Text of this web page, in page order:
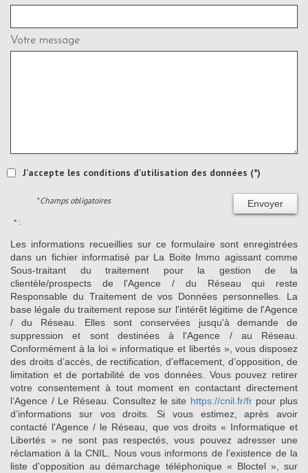
Votre message
J'accepte les conditions d'utilisation des données (*)
Envoyer
* Champs obligatoires
* :
Les informations recueillies sur ce formulaire sont enregistrées
dans un fichier informatisé par La Boite Immo agissant comme
Sous-traitant du traitement pour la gestion de la
clientèle/prospects de l'Agence / du Réseau qui reste
Responsable du Traitement de vos Données personnelles. La
base légale du traitement repose sur l'intérêt légitime de l'Agence
/ du Réseau. Elles sont conservées jusqu'à demande de
suppression et sont destinées à l'Agence / au Réseau.
Conformément à la loi « informatique et libertés », vous disposez
des droits d’accès, de rectification, d’effacement, d’opposition, de
limitation et de portabilité de vos données. Vous pouvez retirer
votre consentement à tout moment en contactant directement
l’Agence / Le Réseau. Consultez le site https://cnil.fr/frpour plus
d’informations sur vos droits. Si vous estimez, après avoir
contacté l'Agence / le Réseau, que vos droits « Informatique et
Libertés » ne sont pas respectés, vous pouvez adresser une
réclamation à la CNIL. Nous vous informons de l’existence de la
liste d'opposition au démarchage téléphonique « Bloctel », sur